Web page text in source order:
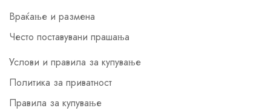
Враќање и размена
Често поставувани прашања
Услови и правила за купување
Политика за приватност
Правила за купување